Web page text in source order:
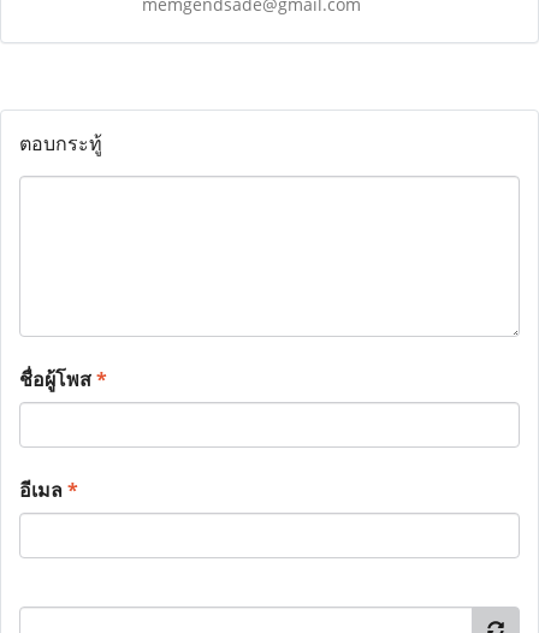
ตอบกระทู้
ชื่อผู้โพส*
อีเมล*